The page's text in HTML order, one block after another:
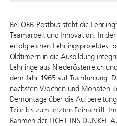
Bei ÖBB-Postbus steht die
Teamarbeit und Innovation. In
erfolgreichen Lehrlingsprojektes,
Oldtimern in die Ausbildung
Lehrlinge aus Niederösterreich
dem Jahr 1965 auf Tuchfühlung.
nächsten Wochen und Monaten
Demontage über die
Teile bis zum letzten Feinschliff.
Rahmen der LICHT INS